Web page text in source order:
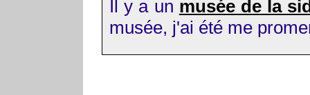
Il y a un musée de la
musée, j'ai été me